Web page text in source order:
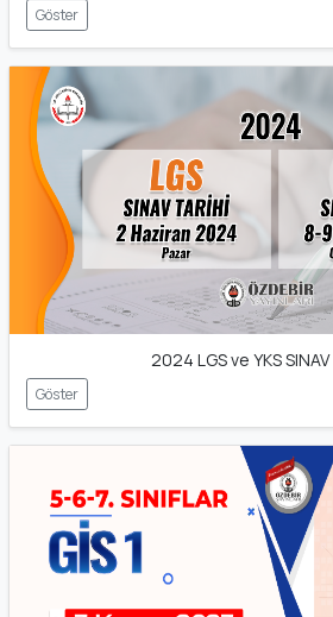
Göster
2024 LGS ve YKS
Göster